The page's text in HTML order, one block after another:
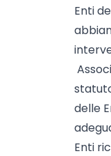
Enti
delle
Enti